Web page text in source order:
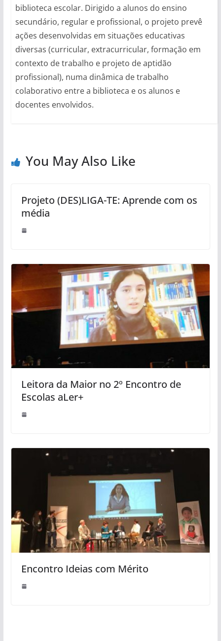
biblioteca escolar. Dirigido a alunos do ensino
secundário, regular e profissional, o projeto prevê
ações desenvolvidas em situações educativas
diversas (curricular, extracurricular, formação em
contexto de trabalho e projeto de aptidão
profissional), numa dinâmica de trabalho
colaborativo entre a biblioteca e os alunos e
docentes envolvidos.
You May Also Like
Projeto (DES)LIGA-TE: Aprende com os
média
Leitora da Maior no 2º Encontro de
Escolas aLer+
Encontro Ideias com Mérito